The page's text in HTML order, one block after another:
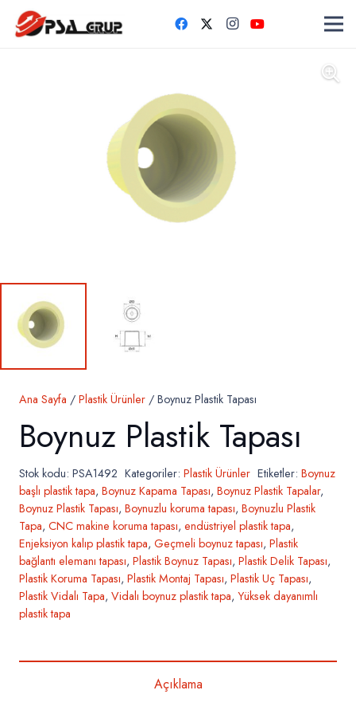
Ana Sayfa / Plastik Ürünler / Boynuz Plastik Tapası
Boynuz Plastik Tapası
Stok kodu: PSA1492 Kategoriler: Plastik Ürünler Etiketler: Boynuz
başlı plastik tapa, Boynuz Kapama Tapası, Boynuz Plastik Tapalar,
Boynuz Plastik Tapası, Boynuzlu koruma tapası, Boynuzlu Plastik
Tapa, CNC makine koruma tapası, endüstriyel plastik tapa,
Enjeksiyon kalıp plastik tapa, Geçmeli boynuz tapası, Plastik
bağlantı elemanı tapası, Plastik Boynuz Tapası, Plastik Delik Tapası,
Plastik Koruma Tapası, Plastik Montaj Tapası, Plastik Uç Tapası,
Plastik Vidalı Tapa, Vidalı boynuz plastik tapa, Yüksek dayanımlı
plastik tapa
Açıklama